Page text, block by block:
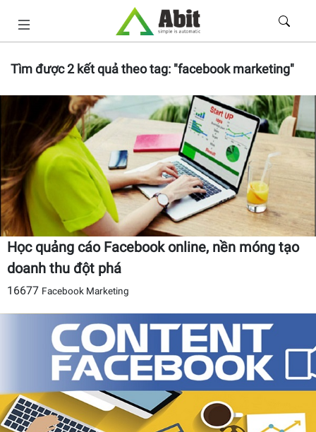
Tìm được2kết quả theo tag: "facebook marketing"
Học quảng cáo Facebook online, nền móng tạo
doanh thu đột phá
16677 Facebook Marketing